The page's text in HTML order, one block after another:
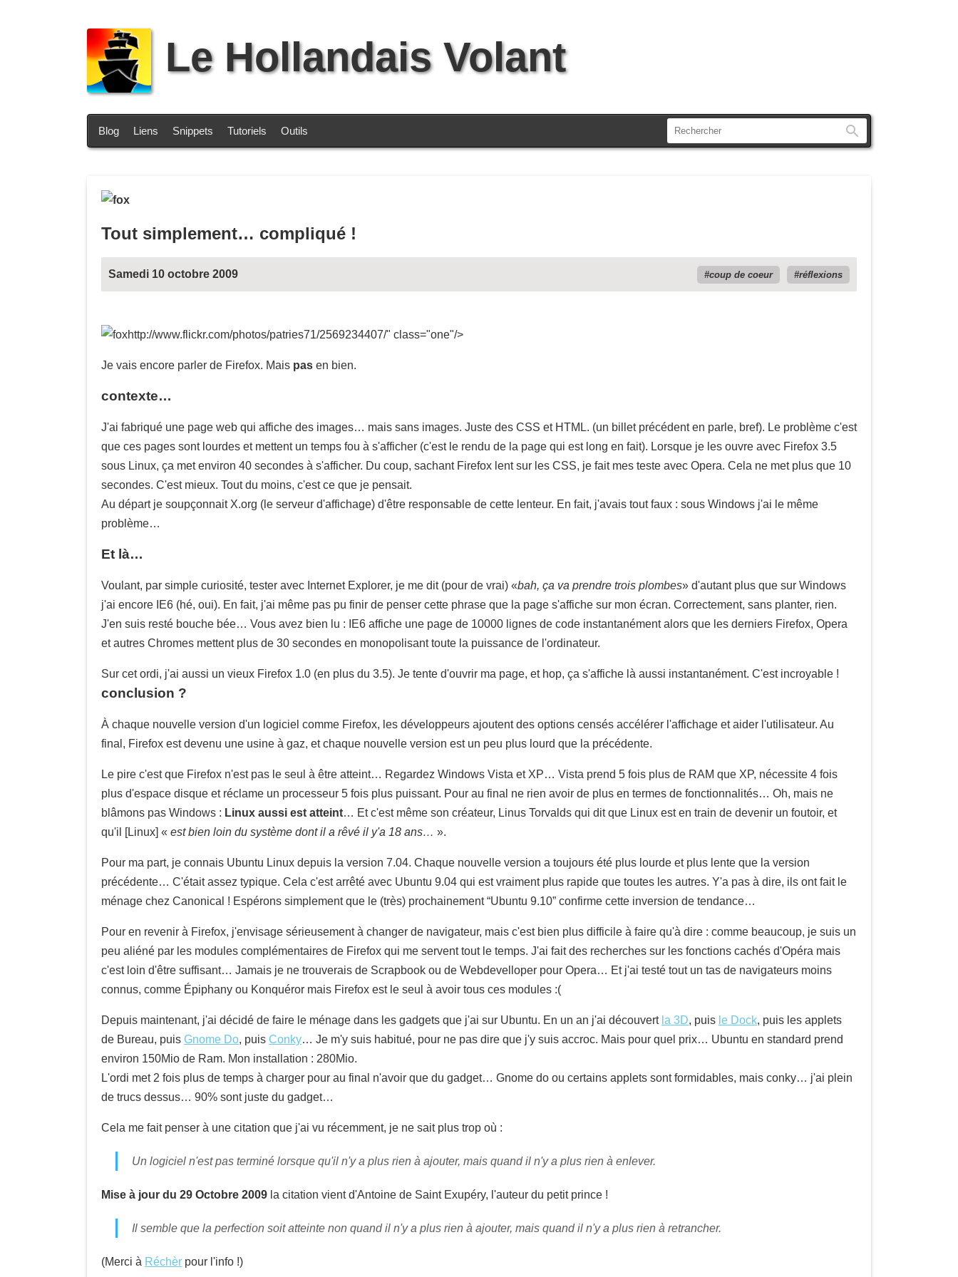
Le Hollandais Volant
Blog Liens Snippets Tutoriels Outils
Tout simplement… compliqué !
Samedi 10 octobre 2009 coup de coeur réflexions
http://www.flickr.com/photos/patries71/2569234407/" class="one"/>
Je vais encore parler de Firefox. Mais pas en bien.
contexte…
J'ai fabriqué une page web qui affiche des images… mais sans images. Juste des CSS et HTML. (un billet précédent en parle, bref). Le problème c'est
que ces pages sont lourdes et mettent un temps fou à s'afficher (c'est le rendu de la page qui est long en fait). Lorsque je les ouvre avec Firefox 3.5
sous Linux, ça met environ 40 secondes à s'afficher. Du coup, sachant Firefox lent sur les CSS, je fait mes teste avec Opera. Cela ne met plus que 10
secondes. C'est mieux. Tout du moins, c'est ce que je pensait.
Au départ je soupçonnait X.org (le serveur d'affichage) d'être responsable de cette lenteur. En fait, j'avais tout faux : sous Windows j'ai le même
problème…
Et là…
Voulant, par simple curiosité, tester avec Internet Explorer, je me dit (pour de vrai) «bah, ça va prendre trois plombes» d'autant plus que sur Windows
j'ai encore IE6 (hé, oui). En fait, j'ai même pas pu finir de penser cette phrase que la page s'affiche sur mon écran. Correctement, sans planter, rien.
J'en suis resté bouche bée… Vous avez bien lu : IE6 affiche une page de 10000 lignes de code instantanément alors que les derniers Firefox, Opera
et autres Chromes mettent plus de 30 secondes en monopolisant toute la puissance de l'ordinateur.
Sur cet ordi, j'ai aussi un vieux Firefox 1.0 (en plus du 3.5). Je tente d'ouvrir ma page, et hop, ça s'affiche là aussi instantanément. C'est incroyable !
conclusion ?
À chaque nouvelle version d'un logiciel comme Firefox, les développeurs ajoutent des options censés accélérer l'affichage et aider l'utilisateur. Au
final, Firefox est devenu une usine à gaz, et chaque nouvelle version est un peu plus lourd que la précédente.
Le pire c'est que Firefox n'est pas le seul à être atteint… Regardez Windows Vista et XP… Vista prend 5 fois plus de RAM que XP, nécessite 4 fois
plus d'espace disque et réclame un processeur 5 fois plus puissant. Pour au final ne rien avoir de plus en termes de fonctionnalités… Oh, mais ne
blâmons pas Windows : Linux aussi est atteint… Et c'est même son créateur, Linus Torvalds qui dit que Linux est en train de devenir un foutoir, et
qu'il [Linux] « est bien loin du système dont il a rêvé il y'a 18 ans… ».
Pour ma part, je connais Ubuntu Linux depuis la version 7.04. Chaque nouvelle version a toujours été plus lourde et plus lente que la version
précédente… C'était assez typique. Cela c'est arrêté avec Ubuntu 9.04 qui est vraiment plus rapide que toutes les autres. Y'a pas à dire, ils ont fait le
ménage chez Canonical ! Espérons simplement que le (très) prochainement “Ubuntu 9.10” confirme cette inversion de tendance…
Pour en revenir à Firefox, j'envisage sérieusement à changer de navigateur, mais c'est bien plus difficile à faire qu'à dire : comme beaucoup, je suis un
peu aliéné par les modules complémentaires de Firefox qui me servent tout le temps. J'ai fait des recherches sur les fonctions cachés d'Opéra mais
c'est loin d'être suffisant… Jamais je ne trouverais de Scrapbook ou de Webdevelloper pour Opera… Et j'ai testé tout un tas de navigateurs moins
connus, comme Épiphany ou Konquéror mais Firefox est le seul à avoir tous ces modules :(
Depuis maintenant, j'ai décidé de faire le ménage dans les gadgets que j'ai sur Ubuntu. En un an j'ai découvert la 3D, puis le Dock, puis les applets
de Bureau, puis Gnome Do, puis Conky… Je m'y suis habitué, pour ne pas dire que j'y suis accroc. Mais pour quel prix… Ubuntu en standard prend
environ 150Mio de Ram. Mon installation : 280Mio.
L'ordi met 2 fois plus de temps à charger pour au final n'avoir que du gadget… Gnome do ou certains applets sont formidables, mais conky… j'ai plein
de trucs dessus… 90% sont juste du gadget…
Cela me fait penser à une citation que j'ai vu récemment, je ne sait plus trop où :
Un logiciel n'est pas terminé lorsque qu'il n'y a plus rien à ajouter, mais quand il n'y a plus rien à enlever.
Mise à jour du 29 Octobre 2009 la citation vient d'Antoine de Saint Exupéry, l'auteur du petit prince !
Il semble que la perfection soit atteinte non quand il n'y a plus rien à ajouter, mais quand il n'y a plus rien à retrancher.
(Merci à Réchèr pour l'info !)